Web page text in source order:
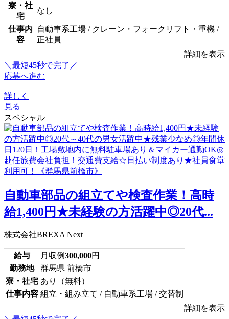
寮・社
宅
なし
仕事内
容
自動車系工場 / クレーン・フォークリフト・重機 /
正社員
詳細を表示
＼最短45秒で完了／
応募へ進む
詳しく
見る
スペシャル
自動車部品の組立てや検査作業！高時
給1,400円★未経験の方活躍中◎20代...
株式会社BREXA Next
給与 月収例300,000円
勤務地
群馬県 前橋市
寮・社宅 あり（無料）
仕事内容 組立・組み立て / 自動車系工場 / 交替制
詳細を表示